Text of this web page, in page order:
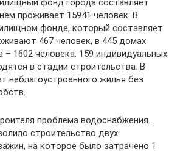
проживает 15941 человек. В
фонде, который составляет
467 человек, в 445 домах
1602 человека. 159 индивидуальных
в стадии строительства. В
неблагоустроенного жилья без
проблема водоснабжения.
строительство двух
на которое было затрачено 1